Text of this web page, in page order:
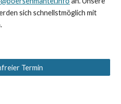
sich schnellstmöglich mit
Termin